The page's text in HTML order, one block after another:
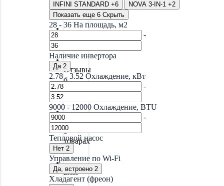
Новинки
Акции
Отзывы
о
магазине
Отзывы
о
товарах
Блог
INFINI STANDARD +6 NOVA 3-IN-1 +2
Показать еще 6 Скрыть
28 - 36 На площадь, м2
-
Наличие инвертора
Да 2
2.78 - 3.52 Охлаждение, кВт
-
9000 - 12000 Охлаждение, BTU
-
Тепловой насос
Нет 2
Управление по Wi-Fi
Да, встроено 2
Хладагент (фреон)